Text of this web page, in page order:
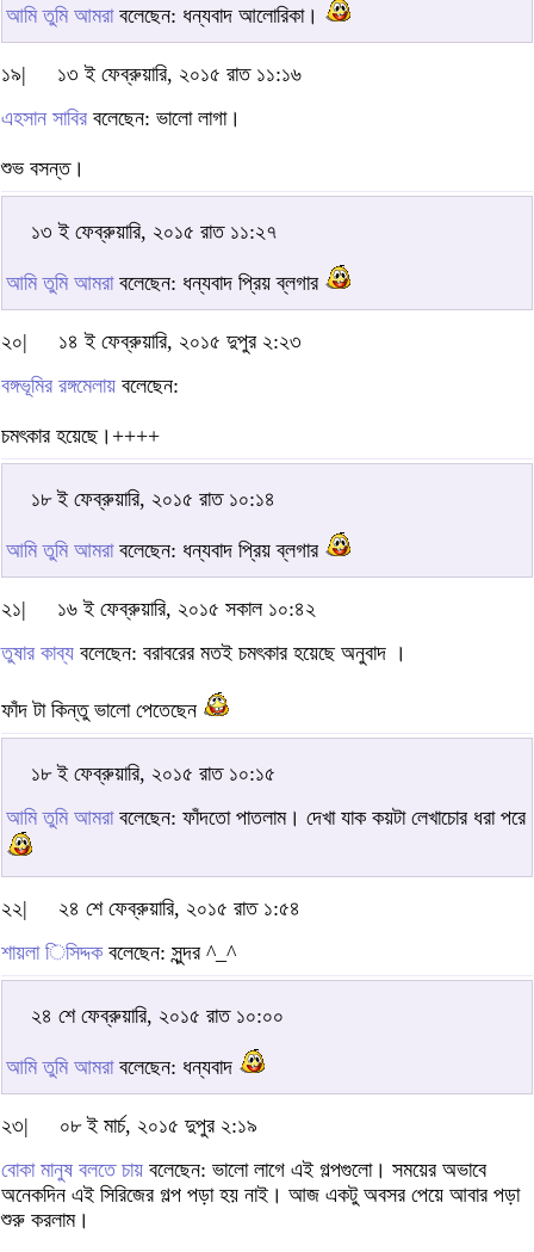
আমি তুমি আমরাবলেছেন: ধন্যবাদ আলোরিকা।
১৯|
১৩ ই ফেব্রুয়ারি, ২০১৫ রাত ১১:১৬
এহসান সাবির বলেছেন: ভালো লাগা।
শুভ বসন্ত।
১৩ ই ফেব্রুয়ারি, ২০১৫ রাত ১১:২৭
আমি তুমি আমরাবলেছেন: ধন্যবাদ প্রিয় ব্লগার
২০|
১৪ ই ফেব্রুয়ারি, ২০১৫ দুপুর ২:২৩
বঙ্গভূমির রঙ্গমেলায় বলেছেন:
চমৎকার হয়েছে।++++
১৮ ই ফেব্রুয়ারি, ২০১৫ রাত ১০:১৪
আমি তুমি আমরাবলেছেন: ধন্যবাদ প্রিয় ব্লগার
২১|
১৬ ই ফেব্রুয়ারি, ২০১৫ সকাল ১০:৪২
তুষার কাব্য বলেছেন: বরাবরের মতই চমৎকার হয়েছে অনুবাদ ।
ফাঁদ টা কিন্তু ভালো পেতেছেন
১৮ ই ফেব্রুয়ারি, ২০১৫ রাত ১০:১৫
আমি তুমি আমরাবলেছেন: ফাঁদতো পাতলাম। দেখা যাক কয়টা লেখাচোর ধরা পরে
২২|
২৪ শে ফেব্রুয়ারি, ২০১৫ রাত ১:৫৪
শায়লা িসিদ্দকবলেছেন: সুন্দর ^_^
২৪ শে ফেব্রুয়ারি, ২০১৫ রাত ১০:০০
আমি তুমি আমরাবলেছেন: ধন্যবাদ
২৩|
০৮ ই মার্চ, ২০১৫ দুপুর ২:১৯
বোকা মানুষ বলতে চায় বলেছেন: ভালো লাগে এই গল্পগুলো। সময়ের অভাবে
অনেকদিন এই সিরিজের গল্প পড়া হয় নাই। আজ একটু অবসর পেয়ে আবার পড়া
শুরু করলাম।